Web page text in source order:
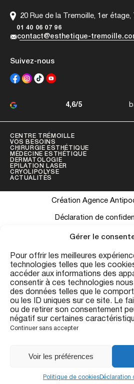
Gérer le
Pour offrir les meilleures
technologies telles que les
accéder aux informations des
consentir à ces technologies
des données telles que le
ou les ID uniques sur ce site. Le
ou de retirer son consentement
négatif sur certaines
Continuer sans accepter
Voir les préférences
Politique de cookies
20 Rue de la Tremoille, 1er étage,
01 40 06 07 96
contact@esthetique-
Suivez-nous
4,6/5
CENTRE TRÉMOILLE
VOS BESOINS
CHIRURGIE ESTHÉTIQUE
MÉDECINE ESTHÉTIQUE
DERMATOLOGIE
EPILATION LASER
CRYOLIPOLYSE
ACTUALITÉS
Création Agence
Déclaration de
Conditions
Les informations contenues sur ce site
ne se substituent pas à une
Conformément au Code de la Santé
résultats présentés sont indicatifs et
préalable obligatoire avant tout acte.
— 20 rue de la Trémoille,
Appeler RDV